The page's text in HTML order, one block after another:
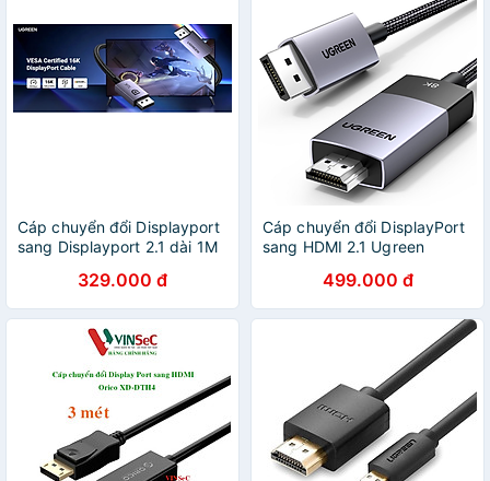
Cáp chuyển đổi Displayport
sang Displayport 2.1 dài 1M
Hàng chính hãng
329.000 đ
Cáp chuyển đổi DisplayPort
sang HDMI 2.1 Ugreen
Hàng chính hãng
499.000 đ